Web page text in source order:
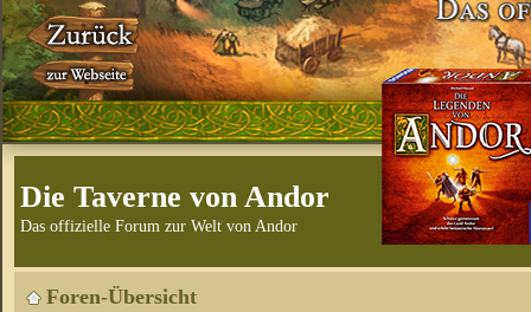
Die Taverne von Andor
Das offizielle Forum zur Welt von Andor
Foren-Übersicht